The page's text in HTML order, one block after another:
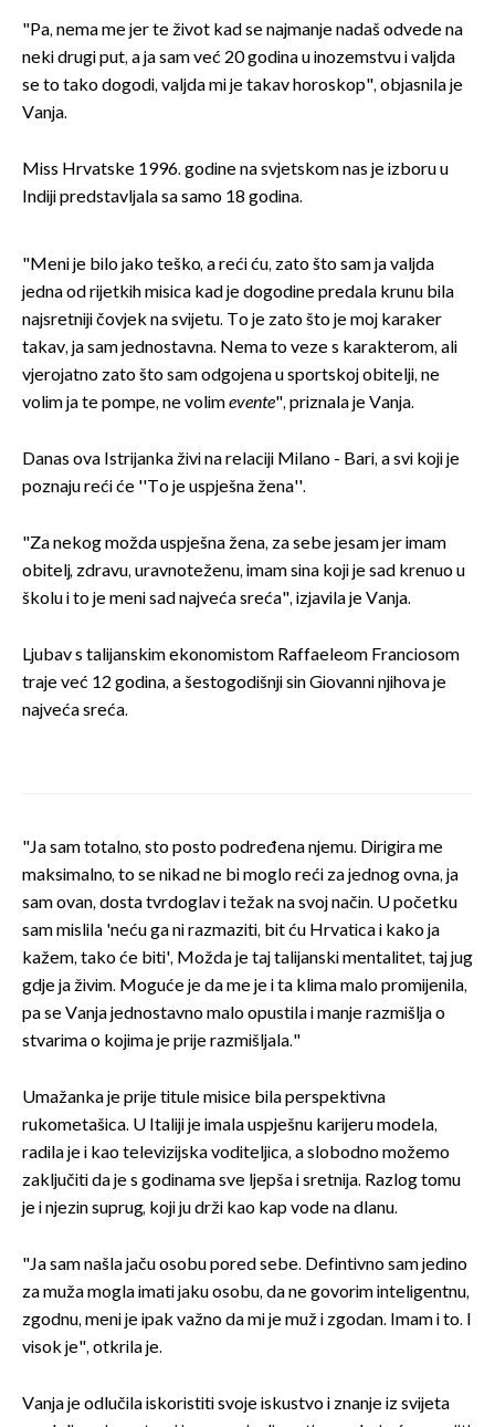
"Pa, nema me jer te život kad se najmanje nadaš odvede na
neki drugi put, a ja sam već 20 godina u inozemstvu i valjda
se to tako dogodi, valjda mi je takav horoskop", objasnila je
Vanja.
Miss Hrvatske 1996. godine na svjetskom nas je izboru u
Indiji predstavljala sa samo 18 godina.
"Meni je bilo jako teško, a reći ću, zato što sam ja valjda
jedna od rijetkih misica kad je dogodine predala krunu bila
najsretniji čovjek na svijetu. To je zato što je moj karaker
takav, ja sam jednostavna. Nema to veze s karakterom, ali
vjerojatno zato što sam odgojena u sportskoj obitelji, ne
volim ja te pompe, ne volimevente", priznala je Vanja.
Danas ova Istrijanka živi na relaciji Milano - Bari, a svi koji je
poznaju reći će ''To je uspješna žena''.
"Za nekog možda uspješna žena, za sebe jesam jer imam
obitelj, zdravu, uravnoteženu, imam sina koji je sad krenuo u
školu i to je meni sad najveća sreća", izjavila je Vanja.
Ljubav s talijanskim ekonomistom Raffaeleom Franciosom
traje već 12 godina, a šestogodišnji sin Giovanni njihova je
najveća sreća.
"Ja sam totalno, sto posto podređena njemu. Dirigira me
maksimalno, to se nikad ne bi moglo reći za jednog ovna, ja
sam ovan, dosta tvrdoglav i težak na svoj način. U početku
sam mislila 'neću ga ni razmaziti, bit ću Hrvatica i kako ja
kažem, tako će biti', Možda je taj talijanski mentalitet, taj jug
gdje ja živim. Moguće je da me je i ta klima malo promijenila,
pa se Vanja jednostavno malo opustila i manje razmišlja o
stvarima o kojima je prije razmišljala."
Umažanka je prije titule misice bila perspektivna
rukometašica. U Italiji je imala uspješnu karijeru modela,
radila je i kao televizijska voditeljica, a slobodno možemo
zaključiti da je s godinama sve ljepša i sretnija. Razlog tomu
je i njezin suprug, koji ju drži kao kap vode na dlanu.
"Ja sam našla jaču osobu pored sebe. Defintivno sam jedino
za muža mogla imati jaku osobu, da ne govorim inteligentnu,
zgodnu, meni je ipak važno da mi je muž i zgodan. Imam i to. I
visok je", otkrila je.
Vanja je odlučila iskoristiti svoje iskustvo i znanje iz svijeta